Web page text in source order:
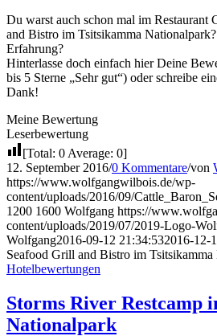
Du warst auch schon mal im Restaurant
and Bistro im Tsitsikamma
Erfahrung?
Hinterlasse doch einfach hier Deine
bis 5 Sterne „Sehr gut“) oder schreibe
Dank!
Meine Bewertung
Leserbewertung
[Total: 0 Average: 0]
12. September 2016/0 Kommentare/von
https://www.wolfgangwilbois.de/wp-
content/uploads/2016/09/
1200 1600 Wolfgang https://
content/uploads/2019/07/2019-Logo-
Wolfgang2016-09-12 21:34:532016-12-
Seafood Grill and Bistro im
Hotelbewertungen
Storms River Restcamp
Nationalpark